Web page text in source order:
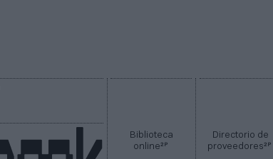
Biblioteca
online2P
Directorio de
proveedores2P